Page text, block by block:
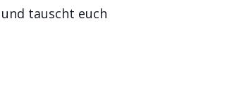
tauscht euch